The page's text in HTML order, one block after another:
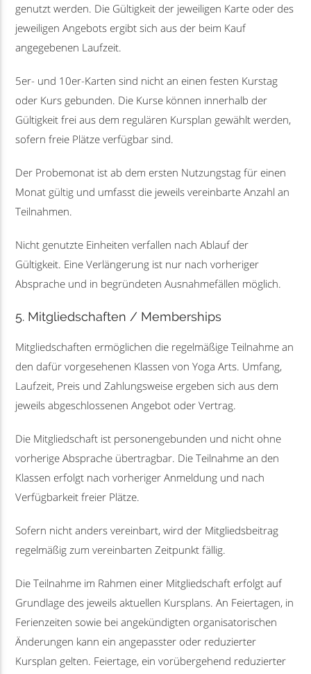
genutzt werden. Die Gültigkeit der jeweiligen Karte oder des
jeweiligen Angebots ergibt sich aus der beim Kauf
angegebenen Laufzeit.
5er- und 10er-Karten sind nicht an einen festen Kurstag
oder Kurs gebunden. Die Kurse können innerhalb der
Gültigkeit frei aus dem regulären Kursplan gewählt werden,
sofern freie Plätze verfügbar sind.
Der Probemonat ist ab dem ersten Nutzungstag für einen
Monat gültig und umfasst die jeweils vereinbarte Anzahl an
Teilnahmen.
Nicht genutzte Einheiten verfallen nach Ablauf der
Gültigkeit. Eine Verlängerung ist nur nach vorheriger
Absprache und in begründeten Ausnahmefällen möglich.
5. Mitgliedschaften / Memberships
Mitgliedschaften ermöglichen die regelmäßige Teilnahme an
den dafür vorgesehenen Klassen von Yoga Arts. Umfang,
Laufzeit, Preis und Zahlungsweise ergeben sich aus dem
jeweils abgeschlossenen Angebot oder Vertrag.
Die Mitgliedschaft ist personengebunden und nicht ohne
vorherige Absprache übertragbar. Die Teilnahme an den
Klassen erfolgt nach vorheriger Anmeldung und nach
Verfügbarkeit freier Plätze.
Sofern nicht anders vereinbart, wird der Mitgliedsbeitrag
regelmäßig zum vereinbarten Zeitpunkt fällig.
Die Teilnahme im Rahmen einer Mitgliedschaft erfolgt auf
Grundlage des jeweils aktuellen Kursplans. An Feiertagen, in
Ferienzeiten sowie bei angekündigten organisatorischen
Änderungen kann ein angepasster oder reduzierter
Kursplan gelten. Feiertage, ein vorübergehend reduzierter